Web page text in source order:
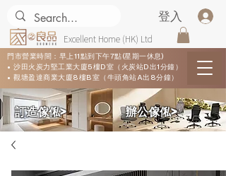
Excellent Home (HK) Ltd
登入
門市營業時間：早上11點到下午7點(星期一休息)
• 沙田火炭力堅工業大廈5樓D室（火炭站D出1分鐘）
• 觀塘盈達商業大廈8樓B室（牛頭角站A出8分鐘）
​訂造傢俬> ​辦公傢俬>